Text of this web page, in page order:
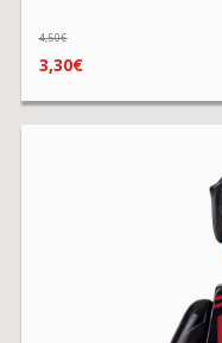
3,30€
4,50€